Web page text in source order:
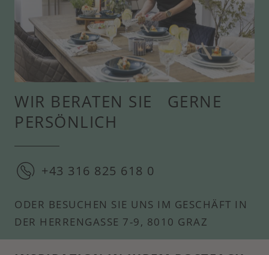
WIR BERATEN SIE GERNE
PERSÖNLICH
+43 316 825 618 0
ODER BESUCHEN SIE UNS IM GESCHÄFT IN
DER HERRENGASSE 7-9, 8010 GRAZ